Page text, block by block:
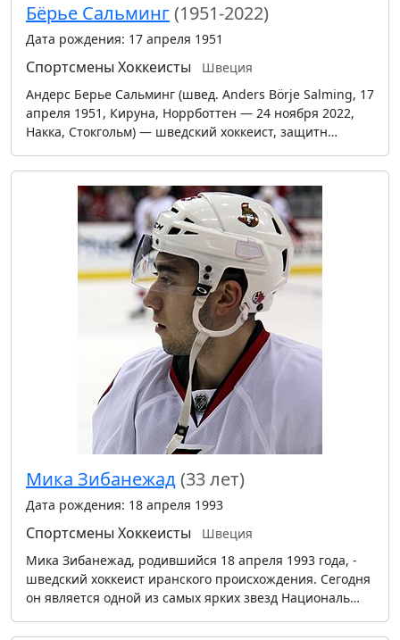
Бёрье Сальминг(1951-2022)
Дата рождения: 17 апреля 1951
Спортсмены Хоккеисты
Швеция
Андерс Берье Сальминг (швед. Anders Börje Salming, 17
апреля 1951, Кируна, Норрботтен — 24 ноября 2022,
Накка, Стокгольм) — шведский хоккеист, защитн…
Мика Зибанежад(33 лет)
Дата рождения: 18 апреля 1993
Спортсмены Хоккеисты
Швеция
Мика Зибанежад, родившийся 18 апреля 1993 года, -
шведский хоккеист иранского происхождения. Сегодня
он является одной из самых ярких звезд Националь…